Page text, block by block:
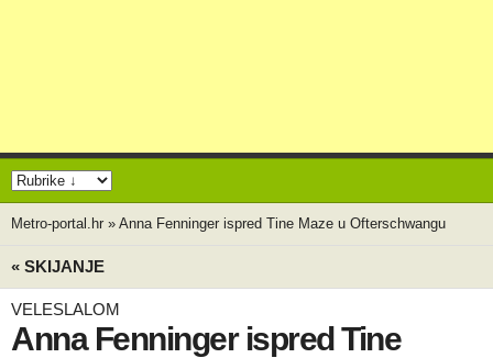
Metro-portal.hr » Anna Fenninger ispred Tine Maze u Ofterschwangu
« SKIJANJE
VELESLALOM
Anna Fenninger ispred Tine